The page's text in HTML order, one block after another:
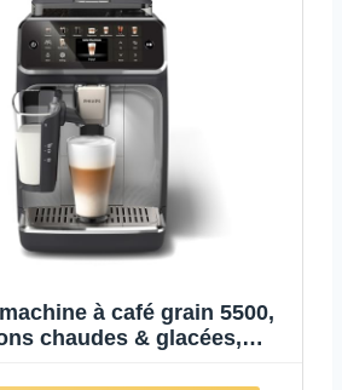
à café grain 5500,
chaudes & glacées,